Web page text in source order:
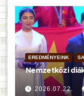
EREDMÉNYEINK
Nemzetközi
2026.07.22.